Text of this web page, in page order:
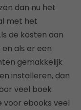
dan nu het
met het
de kosten aan
als er een
gemakkelijk
installeren, dan
veel boek
voor ebooks veel